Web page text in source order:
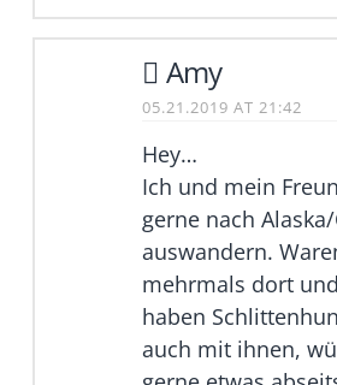
Amy
05.21.2019 AT 21:42
Hey…
Ich und mein
gerne nach
auswandern.
mehrmals dort
haben
auch mit ihnen,